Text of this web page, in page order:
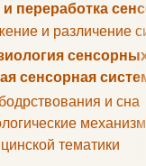
переработка
и различение
сенсорная
и сна
тематики